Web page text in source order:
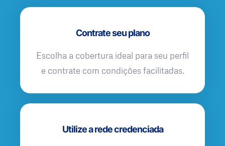
Contrate seu plano
Escolha a cobertura ideal para seu perfil
e contrate com condições facilitadas.
Utilize a rede credenciada